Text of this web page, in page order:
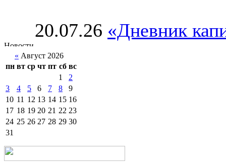
20.07.26 «Дневник
« Август 2026
пн вт ср чт пт сб вс
1
2
3
4 5 6 7 8
9
10 11 12 13 14 15 16
17 18 19 20 21 22 23
24 25 26 27 28 29 30
31